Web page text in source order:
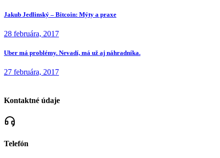
Jakub Jedlinský – Bitcoin: Mýty a praxe
28 februára, 2017
Uber má problémy. Nevadí, má už aj náhradníka.
27 februára, 2017
Kontaktné údaje
Telefón